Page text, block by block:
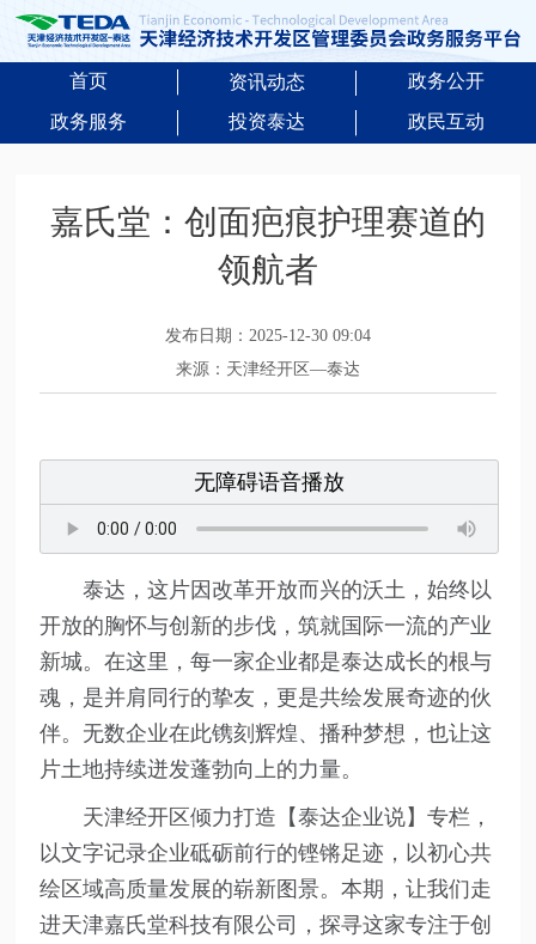
首页 资讯动态
政务公开
政务服务
投资泰达 政民互动
嘉氏堂：创面疤痕护理赛道的
领航者
发布日期：2025-12-30 09:04
来源：天津经开区—泰达
无障碍语音播放
泰达，这片因改革开放而兴的沃土，始终以
开放的胸怀与创新的步伐，筑就国际一流的产业
新城。在这里，每一家企业都是泰达成长的根与
魂，是并肩同行的挚友，更是共绘发展奇迹的伙
伴。无数企业在此镌刻辉煌、播种梦想，也让这
片土地持续迸发蓬勃向上的力量。
天津经开区倾力打造【泰达企业说】专栏，
以文字记录企业砥砺前行的铿锵足迹，以初心共
绘区域高质量发展的崭新图景。本期，让我们走
进天津嘉氏堂科技有限公司，探寻这家专注于创